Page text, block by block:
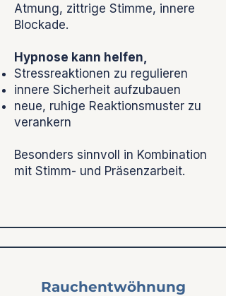
Atmung, zittrige Stimme, innere
Blockade.
Hypnose kann helfen,
Stressreaktionen zu regulieren
innere Sicherheit aufzubauen
neue, ruhige Reaktionsmuster zu
verankern
Besonders sinnvoll in Kombination
mit Stimm- und Präsenzarbeit.
Rauchentwöhnung